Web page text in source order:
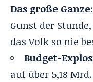
Das große Ganze:
Gunst der
das Volk so nie
Budget-
auf über 5,18